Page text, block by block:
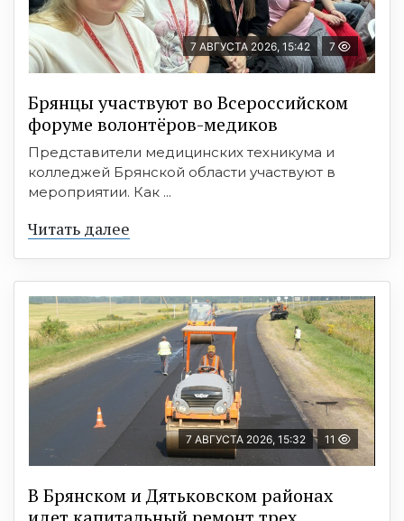
7 АВГУСТА 2026, 15:42 7
Брянцы участвуют во Всероссийском
форуме волонтёров-медиков
Представители медицинских техникума и
колледжей Брянской области участвуют в
мероприятии. Как ...
Читать далее
7 АВГУСТА 2026, 15:32 11
В Брянском и Дятьковском районах